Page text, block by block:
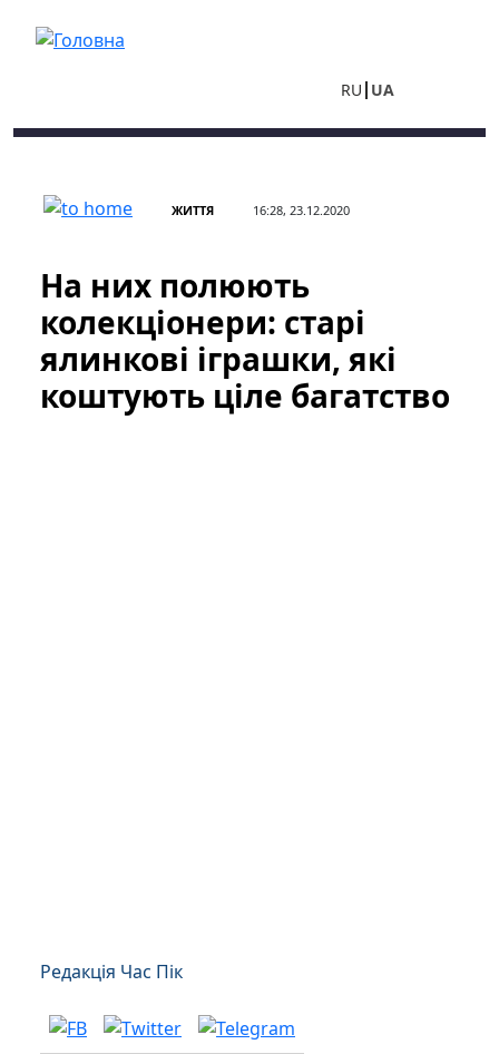
RU UA
ЖИТТЯ 16:28, 23.12.2020
На них полюють
колекціонери: старі
ялинкові іграшки, які
коштують ціле багатство
Редакція Час Пік